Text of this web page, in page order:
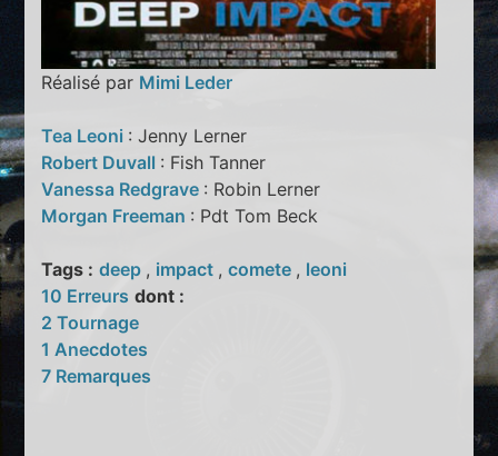
Réalisé par Mimi Leder
Tea Leoni : Jenny Lerner
Robert Duvall : Fish Tanner
Vanessa Redgrave : Robin Lerner
Morgan Freeman : Pdt Tom Beck
Tags : deep , impact ,comete , leoni
10 Erreurs dont :
2 Tournage
1 Anecdotes
7 Remarques